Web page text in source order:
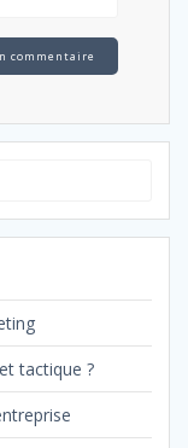
tactique ?